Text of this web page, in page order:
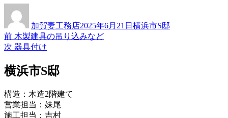
者加賀妻工務店日:
2025年6月21日ゴ
横浜市S邸
投
稿
ナ
ビ
ゲ
前 過
去
投
稿:
木製建具の吊り込みなど
次 次
投
稿:
器具付け
横浜市S邸
構造：木造2階建て
営業担当：妹尾
施工担当：吉村